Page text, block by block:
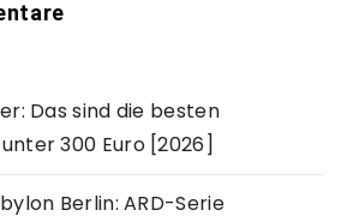
Das sind die besten
300 Euro [2026]
Berlin: ARD-Serie